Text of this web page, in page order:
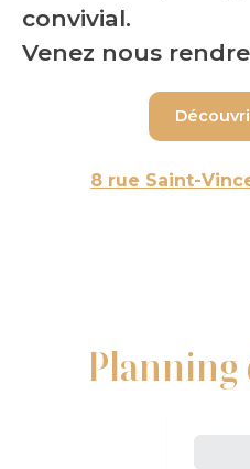
convivial.
Venez nous
8 rue Saint-
Planning